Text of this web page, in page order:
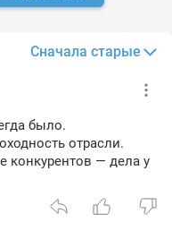
Сначала старые
было.
отрасли.
конкурентов — дела у